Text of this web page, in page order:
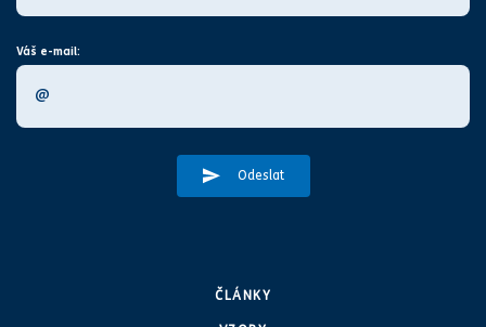
Váš e-mail:
Odeslat
ČLÁNKY